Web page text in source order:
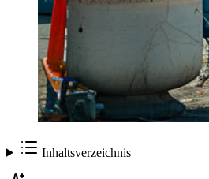
Inhaltsverzeichnis